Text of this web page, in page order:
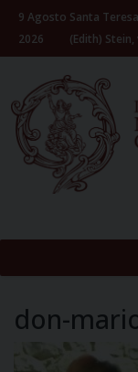
Skip
content
9 Agosto
2026
Santa
(Edith)
don-